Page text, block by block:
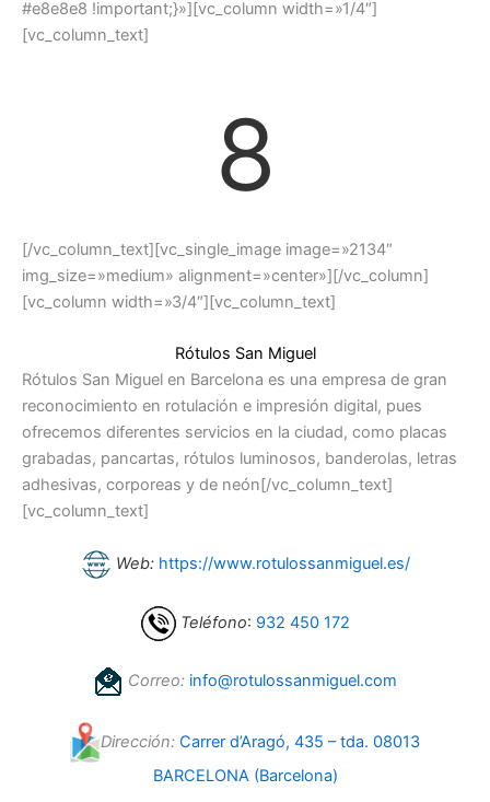
#e8e8e8 !important;}»][vc_column width=»1/4″]
[vc_column_text]
8
[/vc_column_text][vc_single_image image=»2134″
img_size=»medium» alignment=»center»][/vc_column]
[vc_column width=»3/4″][vc_column_text]
Rótulos San Miguel
Rótulos San Miguel en Barcelona es una empresa de gran
reconocimiento en rotulación e impresión digital, pues
ofrecemos diferentes servicios en la ciudad, como placas
grabadas, pancartas, rótulos luminosos, banderolas, letras
adhesivas, corporeas y de neón[/vc_column_text]
[vc_column_text]
Web: https://www.rotulossanmiguel.es/
Teléfono: 932 450 172
Correo: info@rotulossanmiguel.com
Dirección: Carrer d’Aragó, 435 – tda. 08013
BARCELONA (Barcelona)